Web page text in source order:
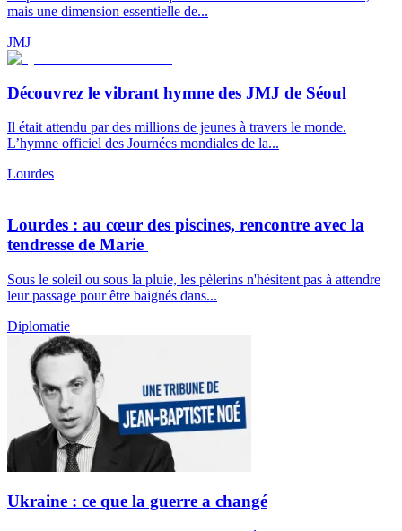
mais une dimension essentielle de...
JMJ
Découvrez le vibrant hymne des JMJ de Séoul
Il était attendu par des millions de jeunes à travers le monde.
L’hymne officiel des Journées mondiales de la...
Lourdes
Lourdes : au cœur des piscines, rencontre avec la
tendresse de Marie
Sous le soleil ou sous la pluie, les pèlerins n'hésitent pas à attendre
leur passage pour être baignés dans...
Diplomatie
Ukraine : ce que la guerre a changé